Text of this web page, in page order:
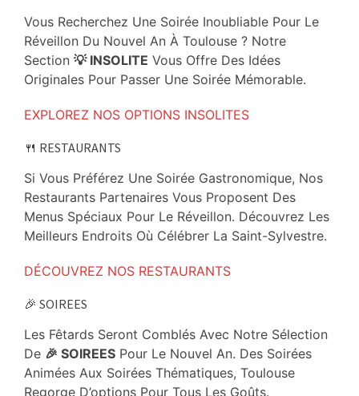
Vous Recherchez Une Soirée Inoubliable Pour Le
Réveillon Du Nouvel An À Toulouse ? Notre
Section 💡 INSOLITE Vous Offre Des Idées
Originales Pour Passer Une Soirée Mémorable.
EXPLOREZ NOS OPTIONS INSOLITES
🍴 RESTAURANTS
Si Vous Préférez Une Soirée Gastronomique, Nos
Restaurants Partenaires Vous Proposent Des
Menus Spéciaux Pour Le Réveillon. Découvrez Les
Meilleurs Endroits Où Célébrer La Saint-Sylvestre.
DÉCOUVREZ NOS RESTAURANTS
🎉 SOIREES
Les Fêtards Seront Comblés Avec Notre Sélection
De 🎉 SOIREES Pour Le Nouvel An. Des Soirées
Animées Aux Soirées Thématiques, Toulouse
Regorge D’options Pour Tous Les Goûts.